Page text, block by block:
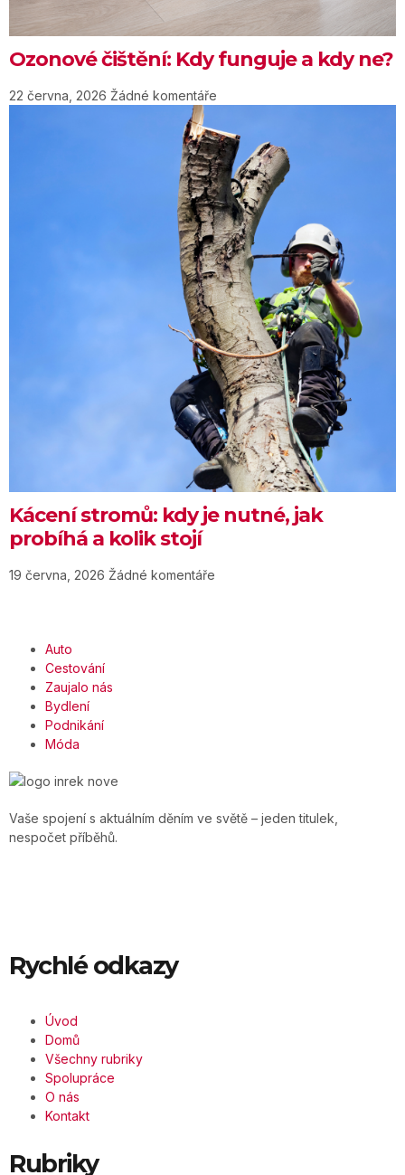
Ozonové čištění: Kdy funguje a kdy ne?
22 června, 2026 Žádné komentáře
Kácení stromů: kdy je nutné, jak
probíhá a kolik stojí
19 června, 2026 Žádné komentáře
Auto
Cestování
Zaujalo nás
Bydlení
Podnikání
Móda
Vaše spojení s aktuálním děním ve světě – jeden titulek,
nespočet příběhů.
Rychlé odkazy
Úvod
Domů
Všechny rubriky
Spolupráce
O nás
Kontakt
Rubriky